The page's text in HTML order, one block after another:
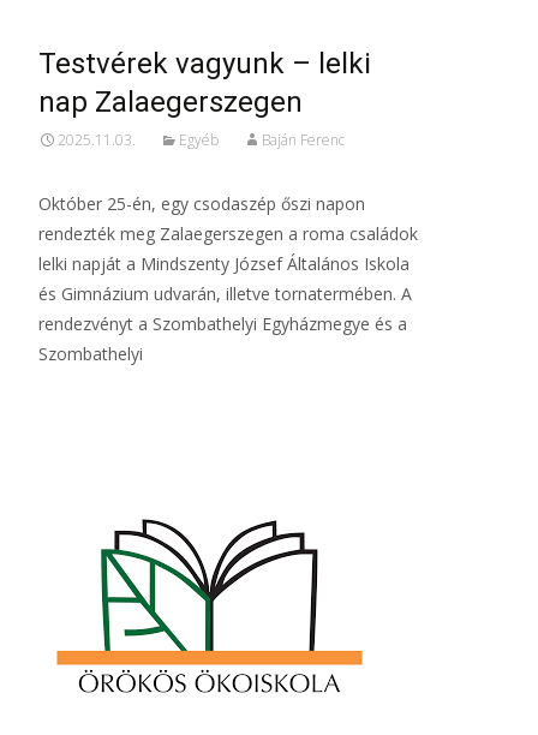
Testvérek vagyunk – lelki
nap Zalaegerszegen
2025.11.03. Egyéb Baján Ferenc
Október 25-én, egy csodaszép őszi napon
rendezték meg Zalaegerszegen a roma családok
lelki napját a Mindszenty József Általános Iskola
és Gimnázium udvarán, illetve tornatermében. A
rendezvényt a Szombathelyi Egyházmegye és a
Szombathelyi